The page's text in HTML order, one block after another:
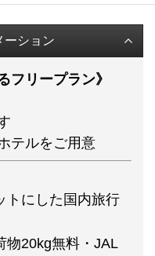
ーション
フリープラン》
テルをご用意
トにした国内旅行
物20kg無料・JAL